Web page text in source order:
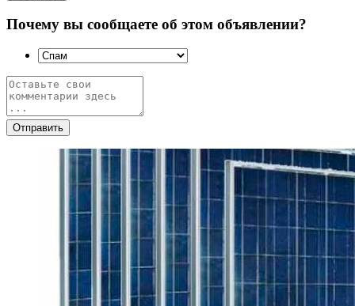
Почему вы сообщаете об этом объявлении?
Отправить